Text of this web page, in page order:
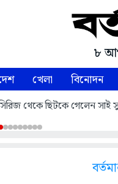
৮
খেলা বিনোদন
থেকে ছিটকে গেলেন সাই